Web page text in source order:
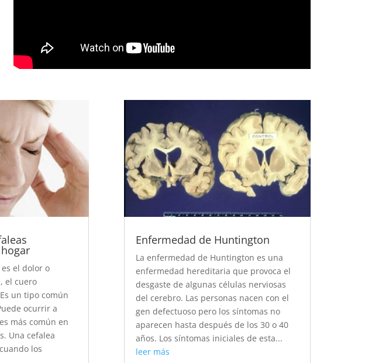
el dolor o
el cuero
un tipo común
ocurrir a
más común en
Una cefalea
los
Enfermedad de Huntington
La enfermedad de Huntington es una
enfermedad hereditaria que provoca el
desgaste de algunas células nerviosas
del cerebro. Las personas nacen con el
gen defectuoso pero los síntomas no
aparecen hasta después de los 30 o 40
años. Los síntomas iniciales de esta...
leer más